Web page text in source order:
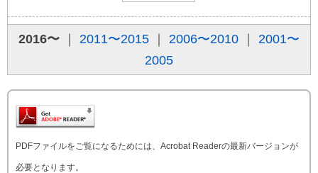
2016〜 2011〜2015 2006〜2010
2001〜
2005
PDFファイルをご覧になるためには、Acrobat Readerの最新バージョンが
必要となります。